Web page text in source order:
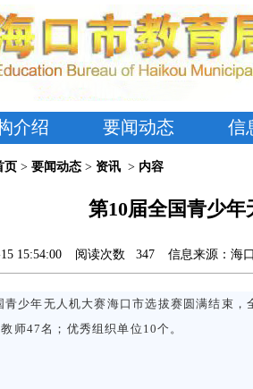
介绍 要闻动态 信
页 > 要闻动态 > 资讯 > 内容
第10届全国青少
15:54:00 阅读次数 347 信息来源： 海
少年无人机大赛海口市选拔赛圆满结束
师47名；优秀组织单位10个。